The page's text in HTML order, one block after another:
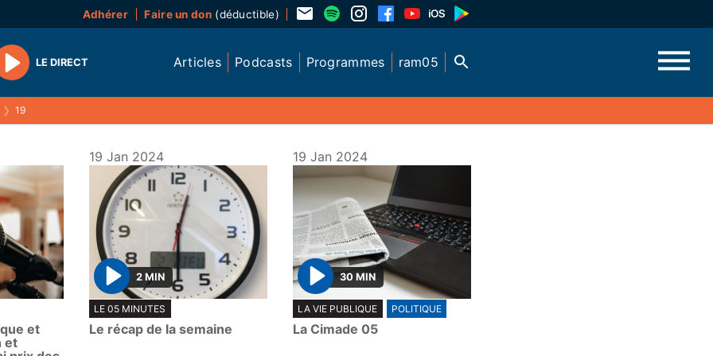
Adhérer Faire un don(déductible)
Play
LE DIRECT Articles Podcasts Programmes ram05
❯ 19
et
et
19 Jan 2024
P
l
a
2 MIN
LE 05 MINUTES
Le récap de la semaine
19 Jan 2024
P
l
a
30 MIN
LA VIE PUBLIQUE POLITIQUE
La Cimade 05